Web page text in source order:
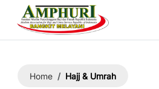
Home Hajj & Umrah